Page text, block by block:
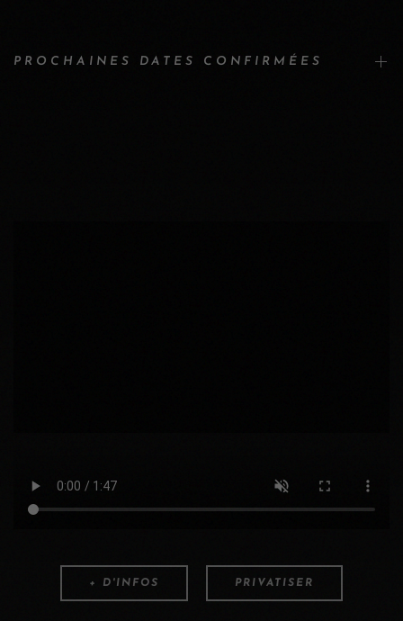
PROCHAINES DATES CONFIRMÉES
+ D'INFOS PRIVATISER